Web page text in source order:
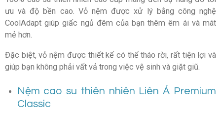
ưu và độ bền cao. Vỏ nệm được xử lý bằng công nghệ
CoolAdapt giúp giấc ngủ đêm của bạn thêm êm ái và mát
mẻ hơn.
Đặc biệt, vỏ nệm được thiết kế có thể tháo rời, rất tiện lợi và
giúp bạn không phải vất vả trong việc vệ sinh và giặt giũ.
Nệm cao su thiên nhiên Liên Á Premium
Classic